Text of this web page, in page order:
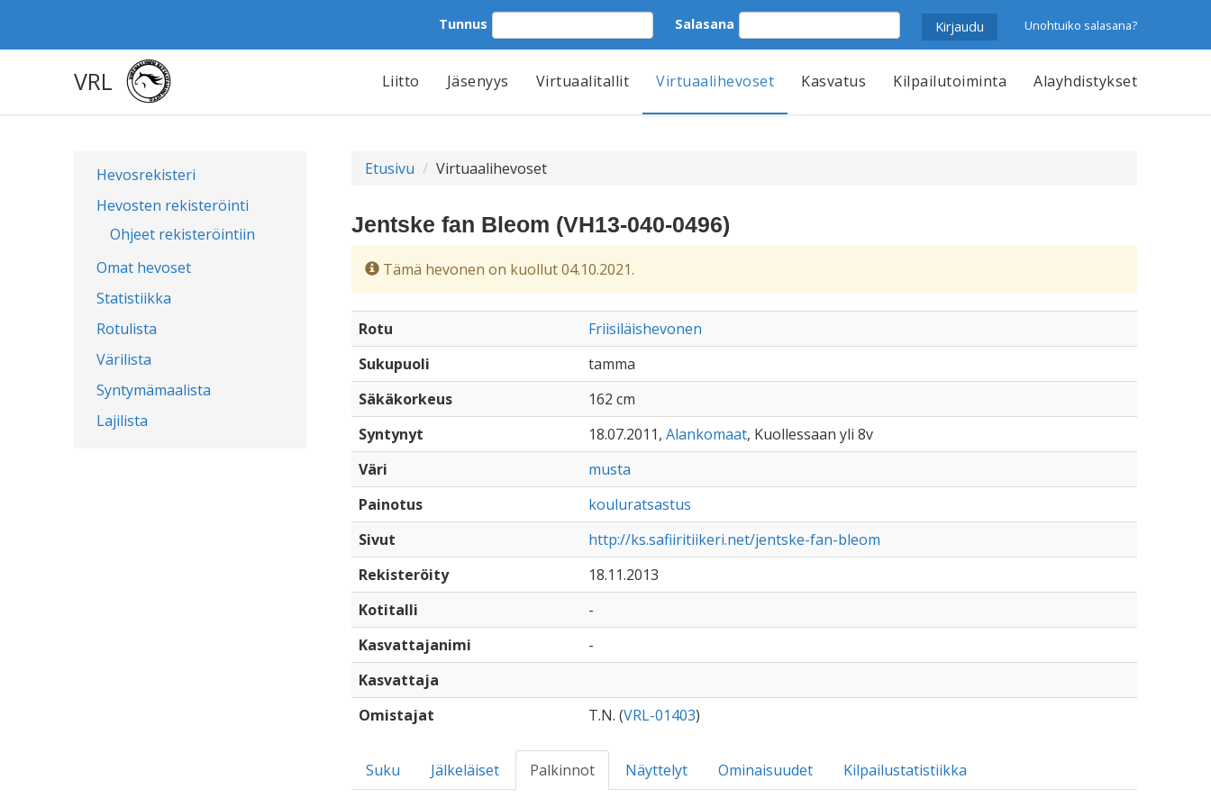
Tunnus Salasana Unohtuiko salasana?
VRL Liitto Jäsenyys Virtuaalitallit Virtuaalihevoset Kasvatus Kilpailutoiminta Alayhdistykset
Hevosrekisteri
Hevosten rekisteröinti
Ohjeet rekisteröintiin
Omat hevoset
Statistiikka
Rotulista
Värilista
Syntymämaalista
Lajilista
Etusivu Virtuaalihevoset
Jentske fan Bleom (VH13-040-0496)
Tämä hevonen on kuollut 04.10.2021.
Rotu
Friisiläishevonen
Sukupuoli
tamma
Säkäkorkeus
162 cm
Syntynyt
18.07.2011, Alankomaat, Kuollessaan yli 8v
Väri
musta
Painotus
kouluratsastus
Sivut
http://ks.safiiritiikeri.net/jentske-fan-bleom
Rekisteröity
18.11.2013
Kotitalli
-
Kasvattajanimi
-
Kasvattaja
Omistajat
T.N. (VRL-01403)
Suku Jälkeläiset Palkinnot Näyttelyt Ominaisuudet Kilpailustatistiikka